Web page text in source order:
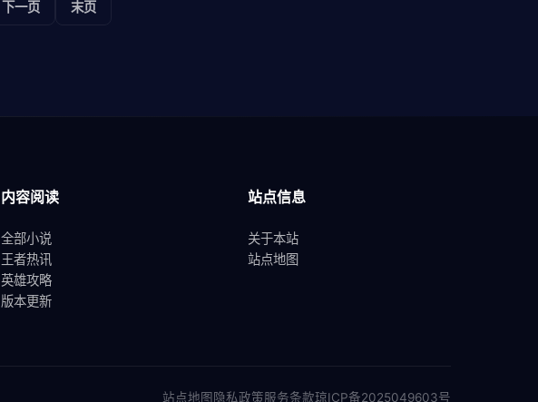
下一页 末页
内容阅读
全部小说
王者热讯
英雄攻略
版本更新
站点信息
关于本站
站点地图
站点地图 隐私政策服务条款琼ICP备2025049603号